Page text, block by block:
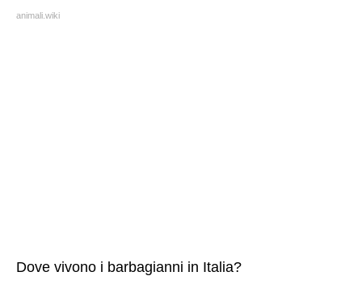
animali.wiki
Dove vivono i barbagianni in Italia?